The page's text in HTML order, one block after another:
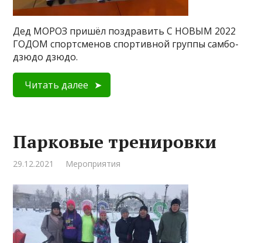
Дед МОРОЗ пришёл поздравить С НОВЫМ 2022
ГОДОМ спортсменов спортивной группы самбо-
дзюдо дзюдо.
Читать далее
Парковые тренировки
29.12.2021 Мероприятия